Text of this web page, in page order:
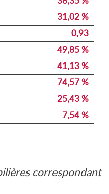
31,02 %
0,93
49,85 %
41,13 %
74,57 %
25,43 %
7,54 %